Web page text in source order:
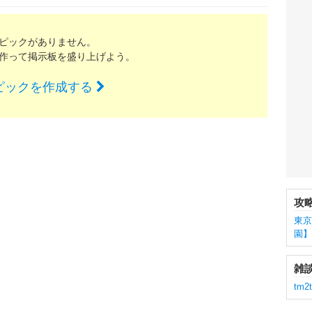
ックがありません。
って掲示板を盛り上げよう。
ックを作成する
攻
東
園
雑